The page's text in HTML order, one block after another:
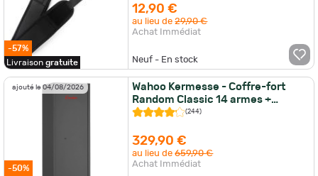
-57%
Livraison gratuite
12,90 €
au lieu de29,90 €
Achat Immédiat
Neuf - En stock
ajouté le 04/08/2026
-50%
Wahoo Kermesse - Coffre-fort
Random Classic 14 armes +
étagères modulables
(244)
329,90 €
au lieu de659,90 €
Achat Immédiat